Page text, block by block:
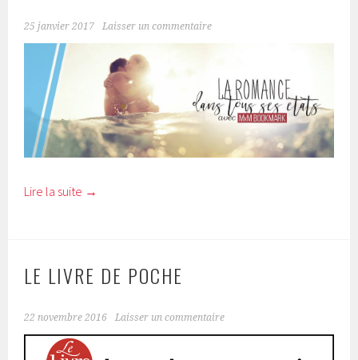
25 janvier 2017 Laisser un commentaire
Lire la suite →
LE LIVRE DE POCHE
22 novembre 2016 Laisser un commentaire